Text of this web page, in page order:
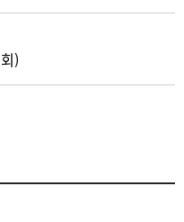
)